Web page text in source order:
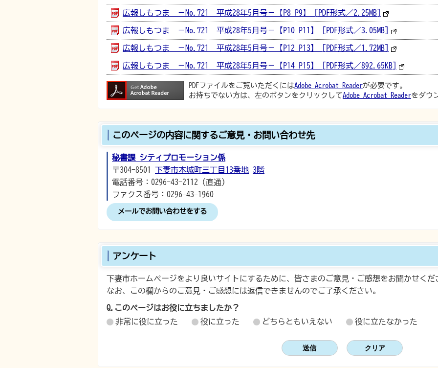
広報しもつま －No.721 平成28年5月号－【P8_P9】 [PDF形式／2.25MB]
広報しもつま －No.721 平成28年5月号－【P10_P11】 [PDF形式／3.05MB]
広報しもつま －No.721 平成28年5月号－【P12_P13】 [PDF形式／1.72MB]
広報しもつま －No.721 平成28年5月号－【P14_P15】 [PDF形式／892.65KB]
PDFファイルをご覧いただくにはAdobe Acrobat Readerが必要です。
お持ちでない方は、左のボタンをクリックしてAdobe Acrobat Readerをダウ
このページの内容に関するご意見・お問い合わせ先
秘書課 シティプロモーション係
〒304-8501 下妻市本城町三丁目13番地 3階
電話番号：0296-43-2112（直通）
ファクス番号：0296-43-1960
メールでお問い合わせをする
アンケート
下妻市ホームページをより良いサイトにするために、皆さまのご意見・ご感想をお聞かせくだ
なお、この欄からのご意見・ご感想には返信できませんのでご了承ください。
Q.このページはお役に立ちましたか？
非常に役に立った
役に立った どちらともいえない 役に立たなかった